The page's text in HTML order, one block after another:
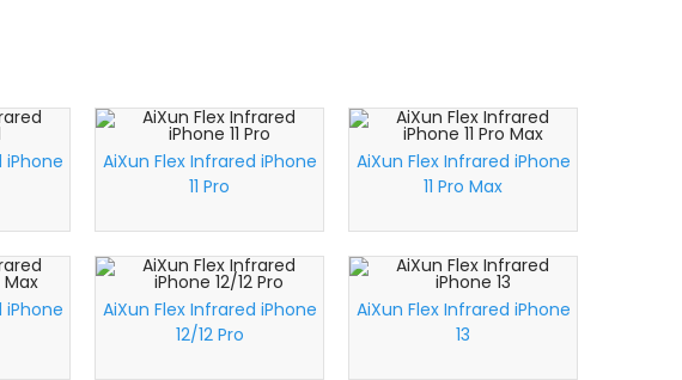
iPhone
AiXun Flex Infrared iPhone
11 Pro
AiXun Flex Infrared iPhone
11 Pro Max
iPhone
AiXun Flex Infrared iPhone
12/12 Pro
AiXun Flex Infrared iPhone
13